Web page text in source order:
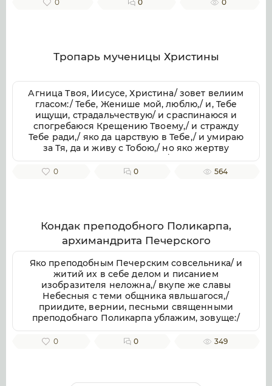
0 0 0
Тропарь мученицы Христины
Агница Твоя, Иисусе, Христина/ зовет велиим
гласом:/ Тебе, Женише мой, люблю,/ и, Тебе
ищущи, страдальчествую/ и сраспинаюся и
спогребаюся Крещению Твоему,/ и стражду
Тебе ради,/ яко да царствую в Тебе,/ и умираю
за Тя, да и живу с Тобою,/ но яко жертву
непорочную приими мя,/ с любовию
пожершуюся Тебе.// Тоя молитвами, яко
0 0 564
Кондак преподобного Поликарпа,
архимандрита Печерского
Яко преподобным Печерским совсельника/ и
житий их в себе делом и писанием
изобразителя неложна,/ вкупе же славы
Небесныя с теми общника явльшагося,/
приидите, вернии, песньми священными
преподобнаго Поликарпа ублажим, зовуще:/
радуйся, архимандритов Печерских похвало.
0 0 349